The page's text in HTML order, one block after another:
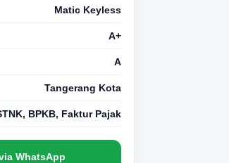
Matic Keyless
A+
A
Tangerang Kota
BPKB, Faktur Pajak
WhatsApp